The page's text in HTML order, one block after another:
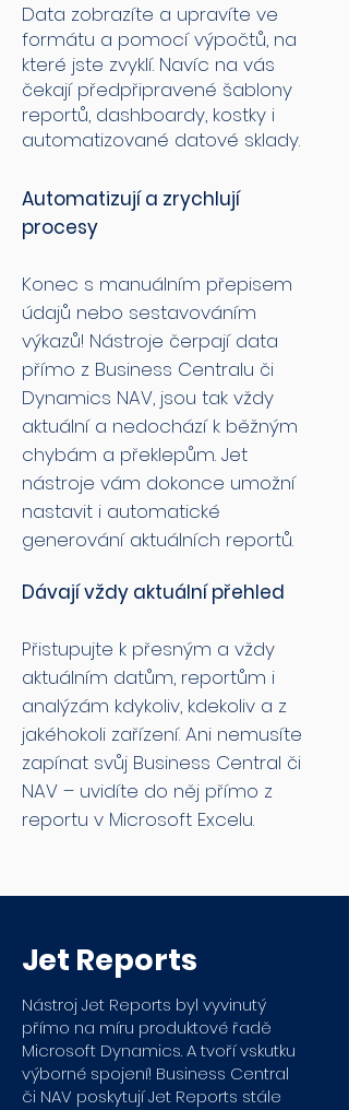
Data zobrazíte a upravíte ve
formátu a pomocí výpočtů, na
které jste zvyklí. Navíc na vás
čekají předpřipravené šablony
reportů, dashboardy, kostky i
automatizované datové sklady.
Automatizují a zrychlují
procesy
Konec s manuálním přepisem
údajů nebo sestavováním
výkazů! Nástroje čerpají data
přímo z Business Centralu či
Dynamics NAV, jsou tak vždy
aktuální a nedochází k běžným
chybám a překlepům. Jet
nástroje vám dokonce umožní
nastavit i automatické
generování aktuálních reportů.
Dávají vždy aktuální přehled
Přistupujte k přesným a vždy
aktuálním datům, reportům i
analýzám kdykoliv, kdekoliv a z
jakéhokoli zařízení. Ani nemusíte
zapínat svůj Business Central či
NAV – uvidíte do něj přímo z
reportu v Microsoft Excelu.
Jet Reports
Nástroj Jet Reports byl vyvinutý
přímo na míru produktové řadě
Microsoft Dynamics. A tvoří vskutku
výborné spojení! Business Central
či NAV poskytují Jet Reports stále